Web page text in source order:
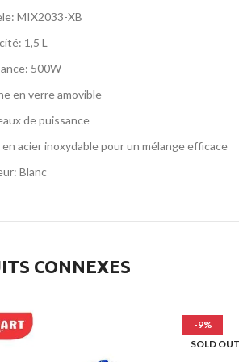
MIX2033-XB
1,5 L
500W
en verre amovible
de puissance
en acier inoxydable pour un mélange efficace
Blanc
CONNEXES
-9%
SOLD